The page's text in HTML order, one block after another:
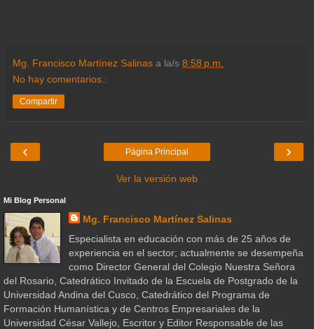
Mg. Francisco Martínez Salinas a la/s 8:58 p.m.
No hay comentarios.:
Compartir
‹ ›
Página Principal
Ver la versión web
Mi Blog Personal
Mg. Francisco Martínez Salinas
Especialista en educación con más de 25 años de
experiencia en el sector; actualmente se desempeña
como Director General del Colegio Nuestra Señora
del Rosario, Catedrático Invitado de la Escuela de Postgrado de la
Universidad Andina del Cusco, Catedrático del Programa de
Formación Humanística y de Centros Empresariales de la
Universidad César Vallejo, Escritor y Editor Responsable de las